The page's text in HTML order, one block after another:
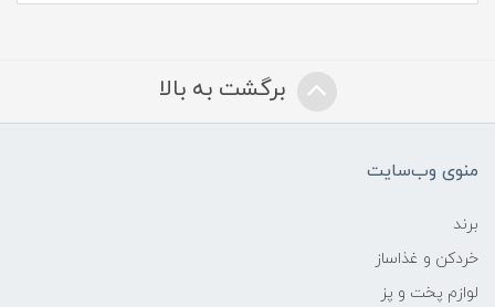
برگشت به بالا
منوی وب‌سایت
برند
خردکن و غذاساز
لوازم پخت و پز